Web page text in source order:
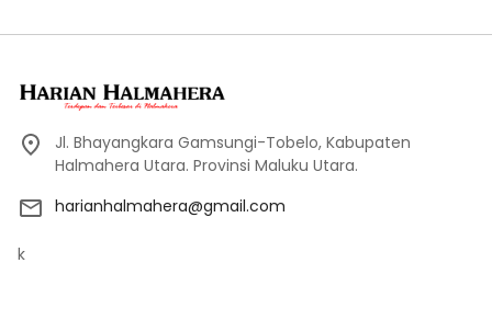
Jl. Bhayangkara Gamsungi-Tobelo, Kabupaten
Halmahera Utara. Provinsi Maluku Utara.
harianhalmahera@gmail.com
k